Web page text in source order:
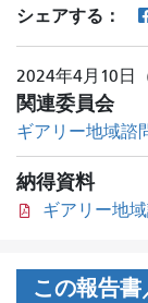
シェアする：
2024年4月10日
関連委員会
ギアリー地域諮
納得資料
ギアリー地
この報告